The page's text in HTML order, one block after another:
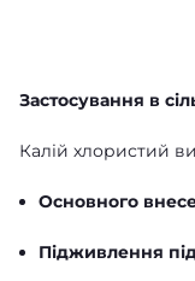
Застосування в
Калій хлористий
Основного
Підживлення під